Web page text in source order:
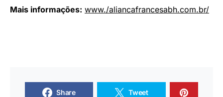
Mais informações: www./aliancafrancesabh.com.br/
Share Tweet